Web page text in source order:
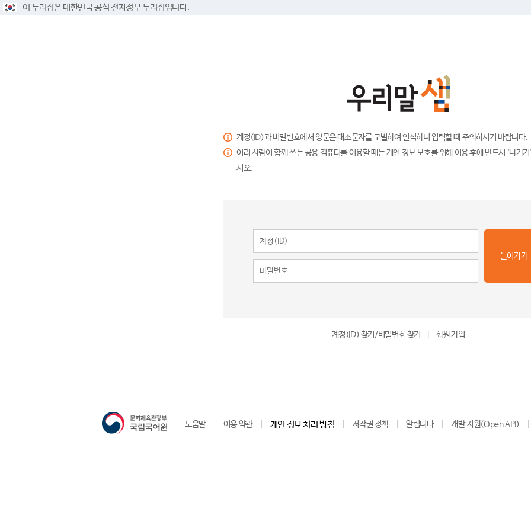
이 누리집은 대한민국 공식 전자정부 누리집입니다.
계정(ID)과 비밀번호에서 영문은 대소문자를 구별하여 인식하니 입력할 때 주의하시기 바랍니다.
여러 사람이 함께 쓰는 공용 컴퓨터를 이용할 때는 개인 정보 보호를 위해 이용 후에 반드시 '나가
시오.
들어가기
계정(ID) 찾기/비밀번호 찾기 회원 가입
도움말 이용 약관 개인 정보 처리 방침 저작권 정책 알립니다 개발 지원(Open API)